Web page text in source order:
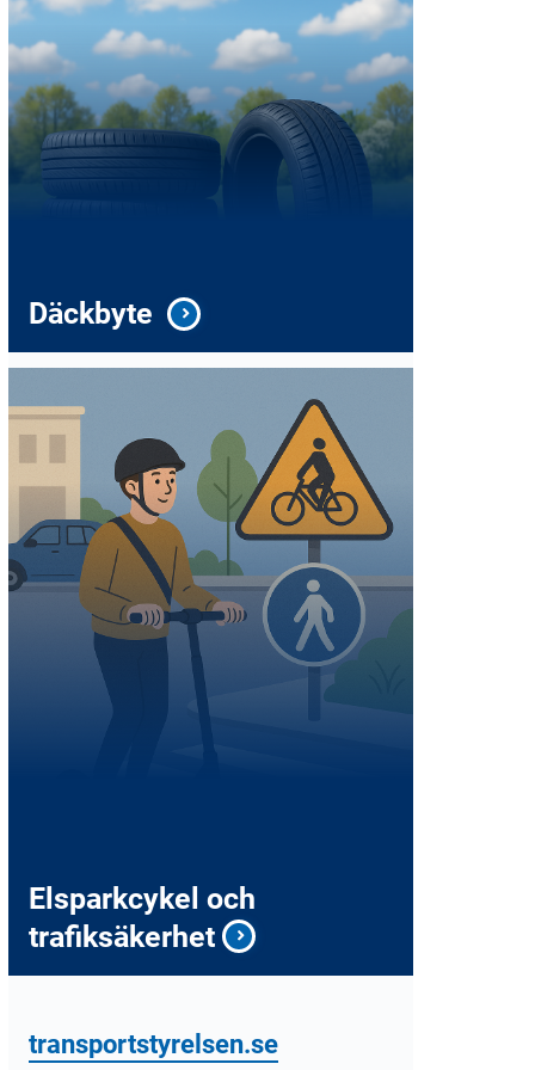
Däckbyte
Elsparkcykel och
trafiksäkerhet
transportstyrelsen.se